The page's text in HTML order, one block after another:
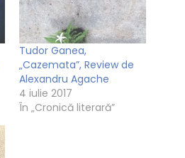
Tudor Ganea,
„Cazemata”, Review de
Alexandru Agache
4 iulie 2017
În „Cronică literară”